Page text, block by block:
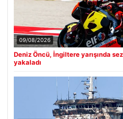
09/08/2026
Deniz Öncü, İngiltere yarışında
yakaladı